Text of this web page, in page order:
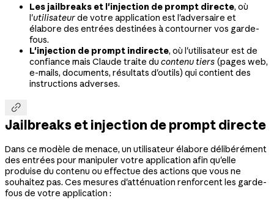
Les jailbreaks et l'injection de prompt directe, où
l'utilisateurde votre application est l'adversaire et
élabore des entrées destinées à contourner vos garde-
fous.
L'injection de prompt indirecte, où l'utilisateur est de
confiance mais Claude traite du contenu tiers (pages web,
e-mails, documents, résultats d'outils) qui contient des
instructions adverses.

Jailbreaks et injection de prompt directe
Dans ce modèle de menace, un utilisateur élabore délibérément
des entrées pour manipuler votre application afin qu'elle
produise du contenu ou effectue des actions que vous ne
souhaitez pas. Ces mesures d'atténuation renforcent les garde-
fous de votre application :